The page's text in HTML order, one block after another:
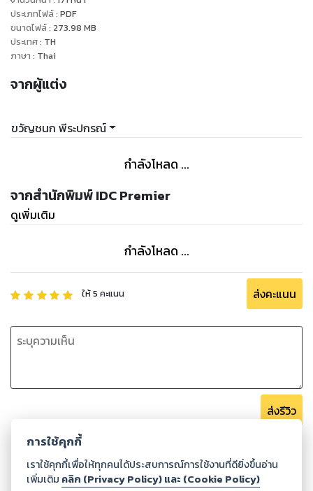
ประเภทไฟล์: PDF
ขนาดไฟล์: 273.98 MB
ประเทศ: TH
ภาษา : Thai
จากผู้แต่ง
ขวัญชนก พีระปกรณ์
กำลังโหลด ...
จากสำนักพิมพ์ IDC Premier
ดูเพิ่มเติม
กำลังโหลด ...
ให้5 คะแนน ส่งคะแนน
ส่งรีวิว
การใช้คุกกี้
เราใช้คุกกี้เพื่อให้ทุกคนได้ประสบการณ์การใช้งานที่ดียิ่งขึ้นอ่าน
เพิ่มเติม คลิก (Privacy Policy) และ (Cookie Policy)